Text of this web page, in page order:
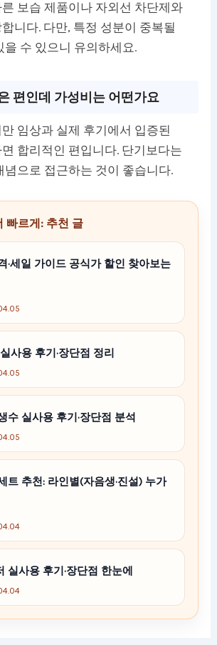
보습 제품이나 자외선 차단제와
니다. 다만, 특정 성분이 중복될
을 수 있으니 유의하세요.
편인데 가성비는 어떤가요
임상과 실제 후기에서 입증된
합리적인 편입니다. 단기보다는
념으로 접근하는 것이 좋습니다.
빠르게: 추천 글
·세일 가이드 공식가 할인 찾아보는
사용 후기·장단점 정리
수 실사용 후기·장단점 분석
트 추천: 라인별(자음생·진설) 누가
실사용 후기·장단점 한눈에